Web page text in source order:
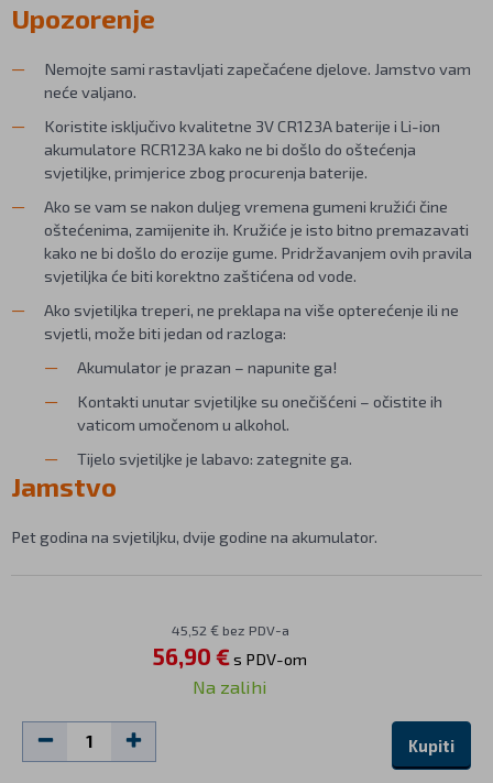
Upozorenje
Nemojte sami rastavljati zapečaćene djelove. Jamstvo vam
neće valjano.
Koristite isključivo kvalitetne 3V CR123A baterije i Li-ion
akumulatore RCR123A kako ne bi došlo do oštećenja
svjetiljke, primjerice zbog procurenja baterije.
Ako se vam se nakon duljeg vremena gumeni kružići čine
oštećenima, zamijenite ih. Kružiće je isto bitno premazavati
kako ne bi došlo do erozije gume. Pridržavanjem ovih pravila
svjetiljka će biti korektno zaštićena od vode.
Ako svjetiljka treperi, ne preklapa na više opterećenje ili ne
svjetli, može biti jedan od razloga:
Akumulator je prazan – napunite ga!
Kontakti unutar svjetiljke su onečišćeni – očistite ih
vaticom umočenom u alkohol.
Tijelo svjetiljke je labavo: zategnite ga.
Jamstvo
Pet godina na svjetiljku, dvije godine na akumulator.
45,52 € bez PDV-a
56,90 € s PDV-om
Na zalihi
Kupiti